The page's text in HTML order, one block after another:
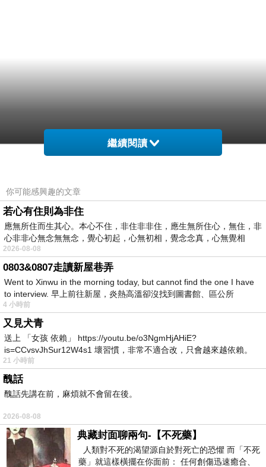
繼續閱讀
你可能感興趣的文章
若心有住則為非住
應無所住而生其心。本心不住，非住非非住，應生無所住心，無住，非
心非非心無念無無念，覺心初起，心無初相，覺念念真，心無覺相
2026-08-08
0803&0807走讀新屋巷弄
Went to Xinwu in the morning today, but cannot find the one I have
to interview. 早上前往新屋，炎熱高溫卻沒找到圖書館、區公所
4 小時前
又見犬青
送上 「女孩 依賴」 https://youtu.be/o3NgmHjAHiE?
is=CCvsvJhSur12W4s1 壞習慣，非常不適合改，只會越來越依賴。
我害怕的
21 小時前
醜話
醜話先講在前，麻煩就不會留在後。
2026-08-08
典藏封面聊兩句-【不死藥】
人類對不死的渴望源自於對死亡的恐懼 而「不死
藥」就這樣橫擺在你面前： 任何創傷迅速癒合、